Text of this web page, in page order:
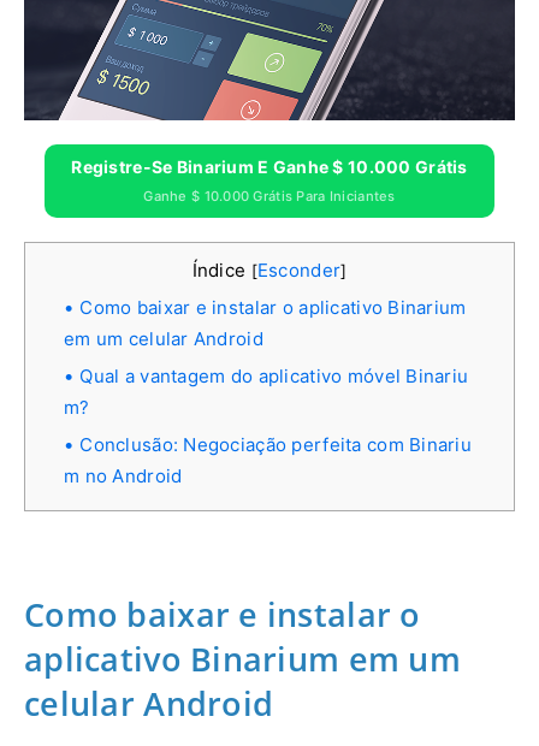
Registre-Se Binarium E Ganhe $ 10.000 Grátis
Ganhe $ 10.000 Grátis Para Iniciantes
Índice [Esconder]
Como baixar e instalar o aplicativo Binarium
em um celular Android
Qual a vantagem do aplicativo móvel Binariu
m?
Conclusão: Negociação perfeita com Binariu
m no Android
Como baixar e instalar o
aplicativo Binarium em um
celular Android